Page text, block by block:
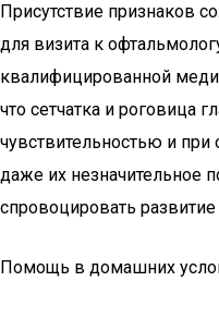
Присутствие признаков
для визита к
квалифицированной
что сетчатка и роговица
чувствительностью и при
даже их незначительное
спровоцировать
Помощь в домашних